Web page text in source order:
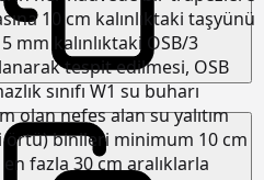
10 cm kalınlıktaki taşyünü
mm kalınlıktaki OSB/3
tespit edilmesi, OSB
sınıfı W1 su buharı
olan nefes alan su yalıtım
binileri minimum 10 cm
fazla 30 cm aralıklarla